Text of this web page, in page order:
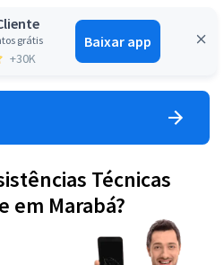
grátis
+30K
Baixar app
Entrar
Técnicas
em Marabá?